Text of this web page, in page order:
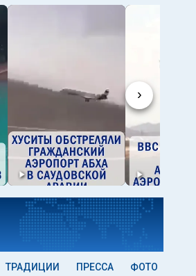
›
ТРАДИЦИИ ПРЕССА ФОТО